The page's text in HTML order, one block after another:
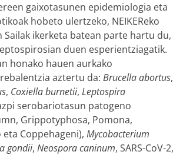
gaixotasunen epidemiologia eta
hobeto ulertzeko, NEIKEReko
Sailak ikerketa batean parte hartu du,
duen esperientziagatik.
honako hauen aurkako
aztertu da: Brucella abortus,
, Coxiella burnetii, Leptospira
serobariotasun patogeno
Grippotyphosa, Pomona,
Coppehageni), Mycobacterium
gondii, Neospora caninum, SARS-CoV-2,